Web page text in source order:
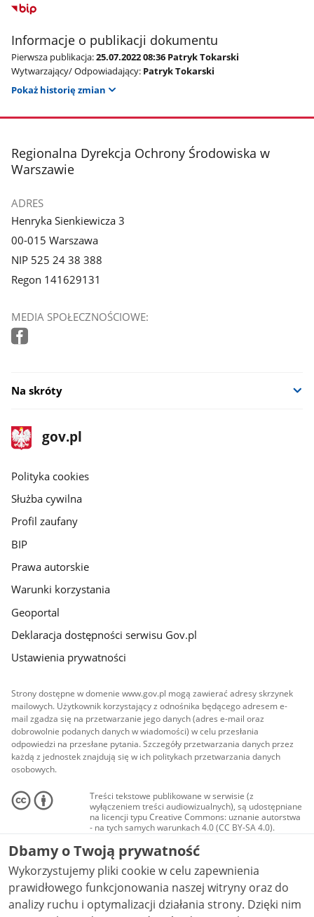
Informacje o publikacji dokumentu
Pierwsza publikacja:25.07.2022 08:36 Patryk Tokarski
Wytwarzający/ Odpowiadający: Patryk Tokarski
Pokaż historię zmian
stopka
Regionalna Dyrekcja Ochrony Środowiska w
Warszawie
ADRES
Henryka Sienkiewicza 3
00-015 Warszawa
NIP 525 24 38 388
Regon 141629131
MEDIA SPOŁECZNOŚCIOWE:
Na skróty
stopka
gov.pl
Strona
gov.pl
gov.pl
Polityka cookies
Służba cywilna
Profil zaufany
BIP
Prawa autorskie
Warunki korzystania
Geoportal
Deklaracja dostępności serwisu Gov.pl
Ustawienia prywatności
Strony dostępne w domenie www.gov.pl mogą zawierać adresy skrzynek
mailowych. Użytkownik korzystający z odnośnika będącego adresem e-
mail zgadza się na przetwarzanie jego danych (adres e-mail oraz
dobrowolnie podanych danych w wiadomości) w celu przesłania
odpowiedzi na przesłane pytania. Szczegóły przetwarzania danych przez
każdą z jednostek znajdują się w ich politykach przetwarzania danych
osobowych.
Treści tekstowe publikowane w serwisie (z
wyłączeniem treści audiowizualnych), są udostępniane
na licencji typu Creative Commons: uznanie autorstwa
- na tych samych warunkach 4.0 (CC BY-SA 4.0).
Materiały audiowizualne, w tym zdjęcia, materiały
audio i wideo, są udostępniane na licencji typu
Creative Commons: uznanie autorstwa użycie
niekomercyjne - bez utworów zależnych 4.0 (CC BY-
NC-ND 4.0), o ile nie jest to stwierdzone inaczej.
Dbamy o Twoją prywatność
Wykorzystujemy pliki cookie w celu zapewnienia
prawidłowego funkcjonowania naszej witryny oraz do
analizy ruchu i optymalizacji działania strony. Dzięki nim